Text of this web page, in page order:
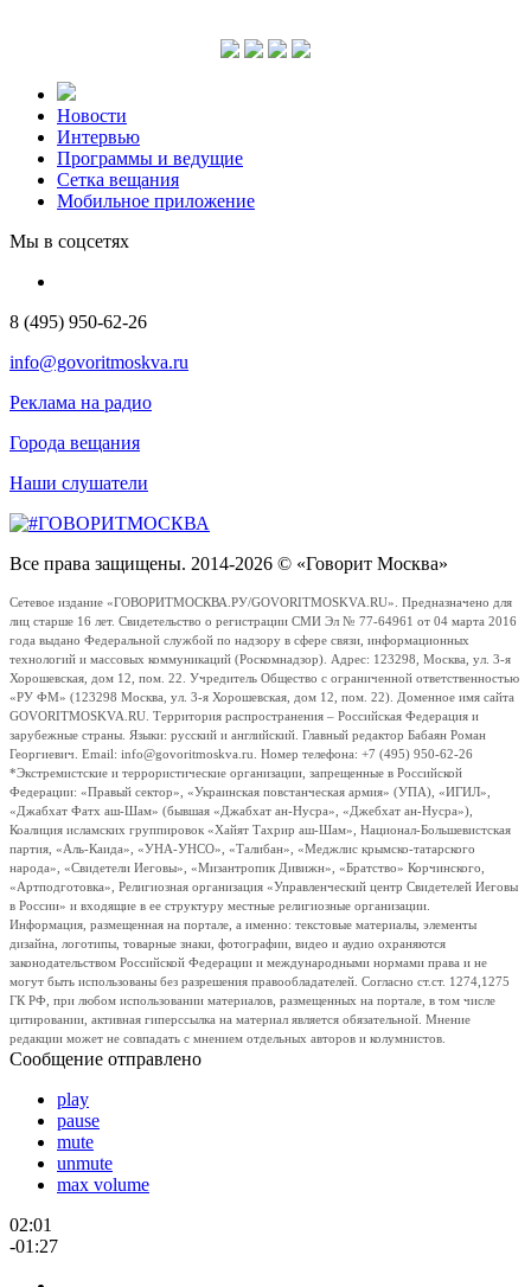
Новости
Интервью
Программы и ведущие
Сетка вещания
Мобильное приложение
Мы в соцсетях
8 (495) 950-62-26
info@govoritmoskva.ru
Реклама на радио
Города вещания
Наши слушатели
Все права защищены. 2014-2026 © «Говорит Москва»
Сетевое издание «ГОВОРИТМОСКВА.РУ/GOVORITMOSKVA.RU». Предназначено для
лиц старше 16 лет. Свидетельство о регистрации СМИ Эл № 77-64961 от 04 марта 2016
года выдано Федеральной службой по надзору в сфере связи, информационных
технологий и массовых коммуникаций (Роскомнадзор). Адрес: 123298, Москва, ул. 3-я
Хорошевская, дом 12, пом. 22. Учредитель Общество с ограниченной ответственностью
«РУ ФМ» (123298 Москва, ул. 3-я Хорошевская, дом 12, пом. 22). Доменное имя сайта
GOVORITMOSKVA.RU. Территория распространения – Российская Федерация и
зарубежные страны. Языки: русский и английский. Главный редактор Бабаян Роман
Георгиевич. Email: info@govoritmoskva.ru. Номер телефона: +7 (495) 950-62-26
*Экстремистские и террористические организации, запрещенные в Российской
Федерации: «Правый сектор», «Украинская повстанческая армия» (УПА), «ИГИЛ»,
«Джабхат Фатх аш-Шам» (бывшая «Джабхат ан-Нусра», «Джебхат ан-Нусра»),
Коалиция исламских группировок «Хайят Тахрир аш-Шам», Национал-Большевистская
партия, «Аль-Каида», «УНА-УНСО», «Талибан», «Меджлис крымско-татарского
народа», «Свидетели Иеговы», «Мизантропик Дивижн», «Братство» Корчинского,
«Артподготовка», Религиозная организация «Управленческий центр Свидетелей Иеговы
в России» и входящие в ее структуру местные религиозные организации.
Информация, размещенная на портале, а именно: текстовые материалы, элементы
дизайна, логотипы, товарные знаки, фотографии, видео и аудио охраняются
законодательством Российской Федерации и международными нормами права и не
могут быть использованы без разрешения правообладателей. Согласно ст.ст. 1274,1275
ГК РФ, при любом использовании материалов, размещенных на портале, в том числе
цитировании, активная гиперссылка на материал является обязательной. Мнение
редакции может не совпадать с мнением отдельных авторов и колумнистов.
Сообщение отправлено
play
pause
mute
unmute
max volume
02:01
-01:27